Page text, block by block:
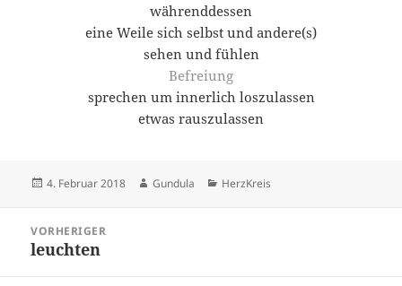
währenddessen
eine Weile sich selbst und andere(s)
sehen und fühlen
Befreiung
sprechen um innerlich loszulassen
etwas rauszulassen
Veröffentlicht
4. Februar 2018 Autor
Gundula Kategorien
HerzKreis
VORHERIGER
Vorheriger
leuchten